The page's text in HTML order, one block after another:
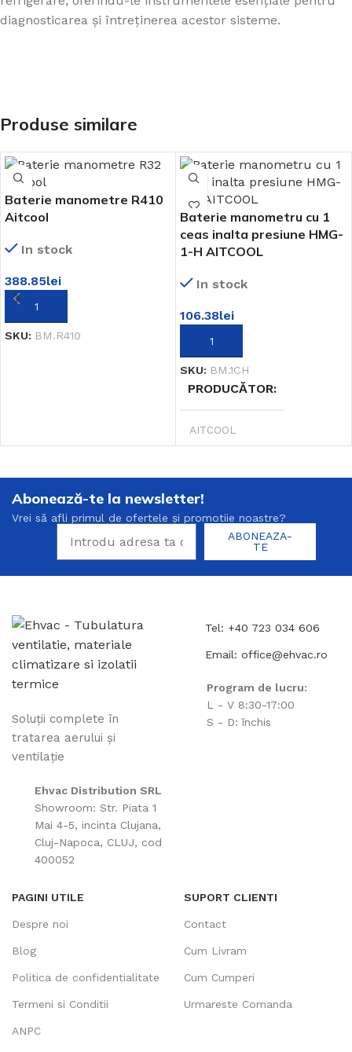
diagnosticarea și întreținerea acestor sisteme.
Produse similare
Baterie manometre R410
Aitcool
In stock
388.85lei
ADAUGĂ ÎN COȘ
SKU: BM.R410
Baterie manometru cu 1
ceas inalta presiune HMG-
1-H AITCOOL
In stock
106.38lei
ADAUGĂ ÎN COȘ
SKU: BM.1CH
PRODUCĂTOR
AITCOOL
Abonează-te la newsletter!
Vrei să afli primul de ofertele și promotiie noastre?
ABONEAZA-
TE
Soluții complete în
tratarea aerului și
ventilație
Ehvac Distribution SRL
Showroom: Str. Piata 1
Mai 4-5, incinta Clujana,
Cluj-Napoca, CLUJ, cod
400052
Tel: +40 723 034 606
Email: office@ehvac.ro
Program de lucru:
L - V 8:30-17:00
S - D: închis
PAGINI UTILE
Despre noi
Blog
Politica de confidentialitate
Termeni si Conditii
ANPC
SUPORT CLIENTI
Contact
Cum Livram
Cum Cumperi
Urmareste Comanda